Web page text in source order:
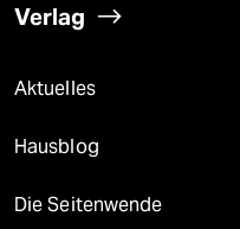
Verlag
Aktuelles
Hausblog
Die Seitenwende